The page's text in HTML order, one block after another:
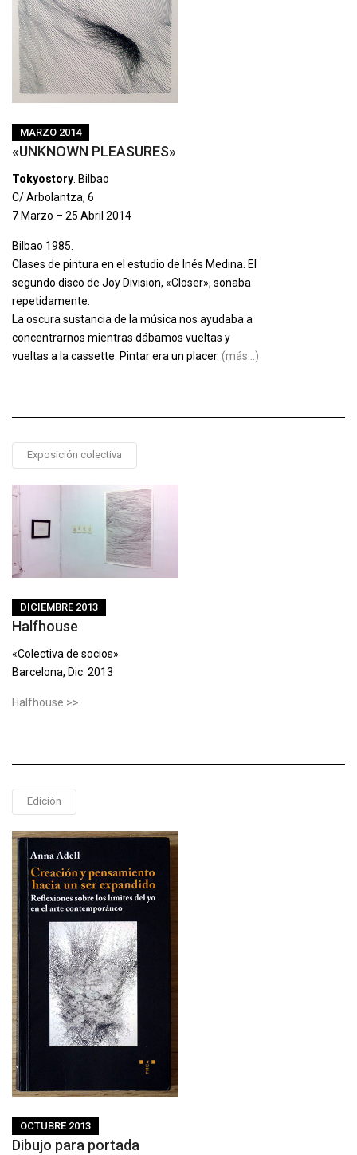
MARZO 2014
«UNKNOWN PLEASURES»
Tokyostory . Bilbao
C/ Arbolantza, 6
7 Marzo – 25 Abril 2014
Bilbao 1985.
Clases de pintura en el estudio de Inés Medina. El
segundo disco de Joy Division, «Closer», sonaba
repetidamente.
La oscura sustancia de la música nos ayudaba a
concentrarnos mientras dábamos vueltas y
vueltas a la cassette. Pintar era un placer. (más…)
Exposición colectiva
DICIEMBRE 2013
Halfhouse
«Colectiva de socios»
Barcelona, Dic. 2013
Halfhouse >>
Edición
OCTUBRE 2013
Dibujo para portada